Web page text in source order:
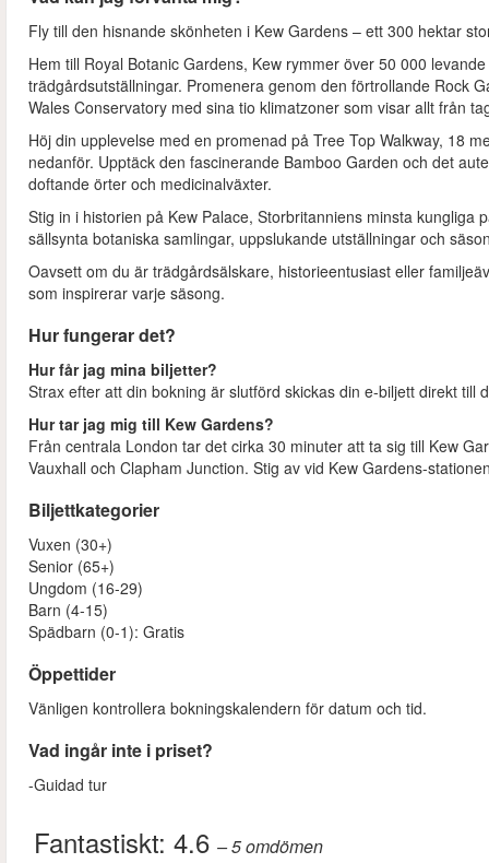
Fly till den hisnande skönheten i Kew Gardens – ett 300 hektar
Hem till Royal Botanic Gardens, Kew rymmer över 50 000
trädgårdsutställningar. Promenera genom den förtrollande Rock
Wales Conservatory med sina tio klimatzoner som visar allt från
Höj din upplevelse med en promenad på Tree Top Walkway, 18
nedanför. Upptäck den fascinerande Bamboo Garden och det
doftande örter och medicinalväxter.
Stig in i historien på Kew Palace, Storbritanniens minsta
sällsynta botaniska samlingar, uppslukande utställningar och
Oavsett om du är trädgårdsälskare, historieentusiast eller
som inspirerar varje säsong.
Hur fungerar det?
Hur får jag mina biljetter?
Strax efter att din bokning är slutförd skickas din e-biljett direkt till
Hur tar jag mig till Kew Gardens?
Från centrala London tar det cirka 30 minuter att ta sig till Kew
Vauxhall och Clapham Junction. Stig av vid Kew Gardens-
Biljettkategorier
Vuxen (30+)
Senior (65+)
Ungdom (16-29)
Barn (4-15)
Spädbarn (0-1): Gratis
Öppettider
Vänligen kontrollera bokningskalendern för datum och tid.
Vad ingår inte i priset?
-Guidad tur
Fantastiskt: 4.6 – 5omdömen